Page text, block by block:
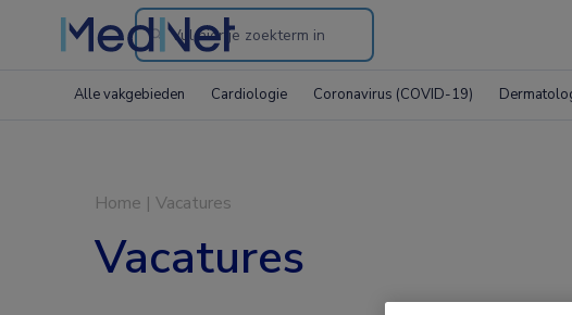
Search
the
Alle vakgebieden Cardiologie Coronavirus (COVID-19)
Home | Vacatures
Vacatures